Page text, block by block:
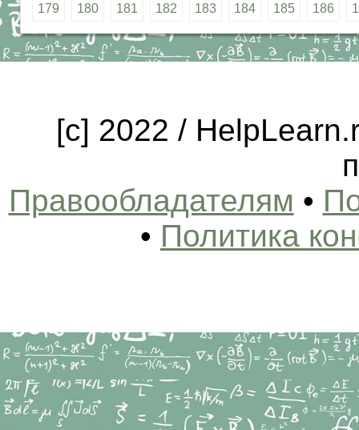
179 180 181 182 183 184 185 186
[c] 2022 /
Правообладателям •
• Политика